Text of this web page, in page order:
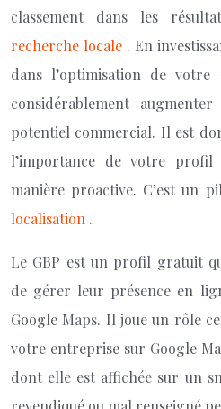
classement dans les
recherche locale . En
dans l’optimisation de votre
considérablement
potentiel commercial. Il est
l’importance de votre
manière proactive. C’est un
localisation .
Le GBP est un profil gratuit
de gérer leur présence en
Google Maps. Il joue un rôle
votre entreprise sur Google
dont elle est affichée sur un